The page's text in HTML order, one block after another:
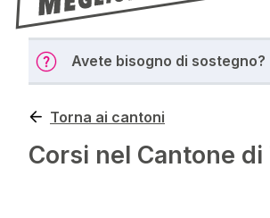
Avete bisogno di sostegno?
Torna ai cantoni
Corsi nel Cantone